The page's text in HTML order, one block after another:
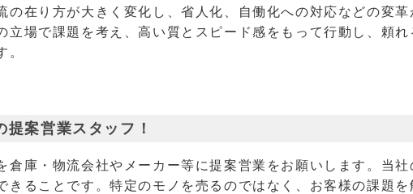
の在り方が大きく変化し、省人化、自働化への対応などの変革
立場で課題を考え、高い質とスピード感をもって行動し、頼れ
。
案営業スタッフ！
倉庫・物流会社やメーカー等に提案営業をお願いします。当社
きることです。特定のモノを売るのではなく、お客様の課題を